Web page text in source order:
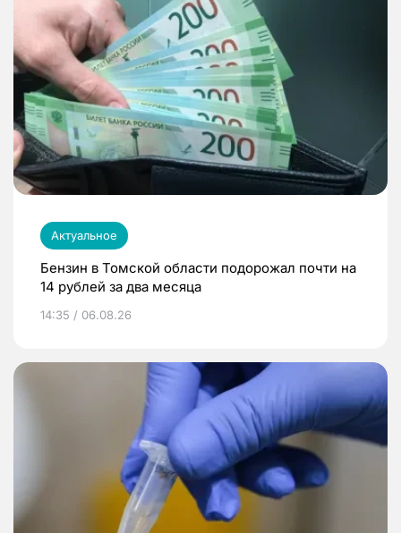
Актуальное
Бензин в Томской области подорожал почти на
14 рублей за два месяца
14:35 / 06.08.26